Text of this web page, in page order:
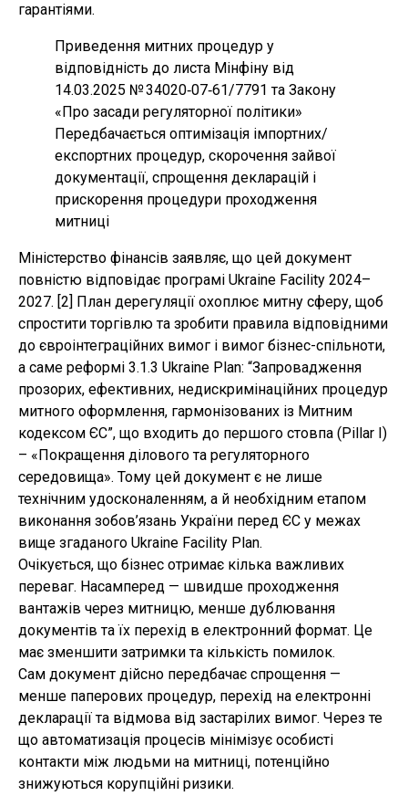
гарантіями.
Приведення митних процедур у
відповідність до листа Мінфіну від
14.03.2025 № 34020‑07‑61/7791 та Закону
«Про засади регуляторної політики»
Передбачається оптимізація імпортних/
експортних процедур, скорочення зайвої
документації, спрощення декларацій і
прискорення процедури проходження
митниці
Міністерство фінансів заявляє, що цей документ
повністю відповідає програмі Ukraine Facility 2024–
2027. [2] План дерегуляції охоплює митну сферу, щоб
спростити торгівлю та зробити правила відповідними
до євроінтеграційних вимог і вимог бізнес-спільноти,
а саме реформі 3.1.3 Ukraine Plan: “Запровадження
прозорих, ефективних, недискримінаційних процедур
митного оформлення, гармонізованих із Митним
кодексом ЄС”, що входить до першого стовпа (Pillar I)
– «Покращення ділового та регуляторного
середовища». Тому цей документ є не лише
технічним удосконаленням, а й необхідним етапом
виконання зобов’язань України перед ЄС у межах
вище згаданого Ukraine Facility Plan.
Очікується, що бізнес отримає кілька важливих
переваг. Насамперед — швидше проходження
вантажів через митницю, менше дублювання
документів та їх перехід в електронний формат. Це
має зменшити затримки та кількість помилок.
Сам документ дійсно передбачає спрощення —
менше паперових процедур, перехід на електронні
декларації та відмова від застарілих вимог. Через те
що автоматизація процесів мінімізує особисті
контакти між людьми на митниці, потенційно
знижуються корупційні ризики.